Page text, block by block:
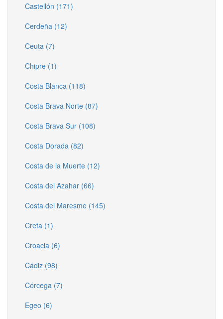
Castellón (171)
Cerdeña (12)
Ceuta (7)
Chipre (1)
Costa Blanca (118)
Costa Brava Norte (87)
Costa Brava Sur (108)
Costa Dorada (82)
Costa de la Muerte (12)
Costa del Azahar (66)
Costa del Maresme (145)
Creta (1)
Croacia (6)
Cádiz (98)
Córcega (7)
Egeo (6)